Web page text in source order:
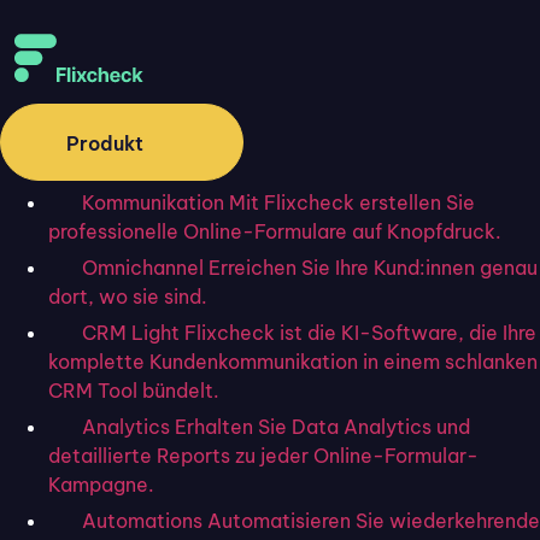
Produkt
Kommunikation Mit Flixcheck erstellen Sie
professionelle Online-Formulare auf Knopfdruck.
Omnichannel Erreichen Sie Ihre Kund:innen genau
dort, wo sie sind.
CRM Light Flixcheck ist die KI-Software, die Ihre
komplette Kundenkommunikation in einem schlanken
CRM Tool bündelt.
Analytics Erhalten Sie Data Analytics und
detaillierte Reports zu jeder Online-Formular-
Kampagne.
Automations Automatisieren Sie wiederkehrende
Digitale Unterschriftsprozesse
nachvollziehbar gestalten – so
schaffen Unternehmen mehr
Transparenz in elektronischen
Workflows